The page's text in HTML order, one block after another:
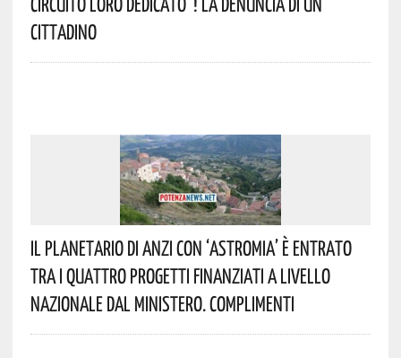
Cittadino
Il Planetario Di Anzi Con ‘Astromia’ È Entrato
Tra I Quattro Progetti Finanziati A Livello
Nazionale Dal Ministero. Complimenti